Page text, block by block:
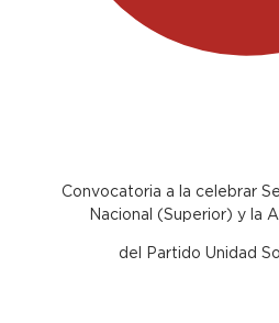
Convocatoria a la celebrar
Nacional (Superior) y la
del Partido Unidad